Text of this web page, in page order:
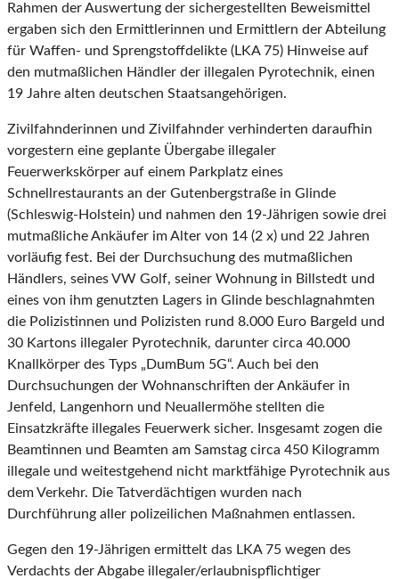
Rahmen der Auswertung der sichergestellten Beweismittel
ergaben sich den Ermittlerinnen und Ermittlern der Abteilung
für Waffen- und Sprengstoffdelikte (LKA 75) Hinweise auf
den mutmaßlichen Händler der illegalen Pyrotechnik, einen
19 Jahre alten deutschen Staatsangehörigen.
Zivilfahnderinnen und Zivilfahnder verhinderten daraufhin
vorgestern eine geplante Übergabe illegaler
Feuerwerkskörper auf einem Parkplatz eines
Schnellrestaurants an der Gutenbergstraße in Glinde
(Schleswig-Holstein) und nahmen den 19-Jährigen sowie drei
mutmaßliche Ankäufer im Alter von 14 (2 x) und 22 Jahren
vorläufig fest. Bei der Durchsuchung des mutmaßlichen
Händlers, seines VW Golf, seiner Wohnung in Billstedt und
eines von ihm genutzten Lagers in Glinde beschlagnahmten
die Polizistinnen und Polizisten rund 8.000 Euro Bargeld und
30 Kartons illegaler Pyrotechnik, darunter circa 40.000
Knallkörper des Typs „DumBum 5G“. Auch bei den
Durchsuchungen der Wohnanschriften der Ankäufer in
Jenfeld, Langenhorn und Neuallermöhe stellten die
Einsatzkräfte illegales Feuerwerk sicher. Insgesamt zogen die
Beamtinnen und Beamten am Samstag circa 450 Kilogramm
illegale und weitestgehend nicht marktfähige Pyrotechnik aus
dem Verkehr. Die Tatverdächtigen wurden nach
Durchführung aller polizeilichen Maßnahmen entlassen.
Gegen den 19-Jährigen ermittelt das LKA 75 wegen des
Verdachts der Abgabe illegaler/erlaubnispflichtiger